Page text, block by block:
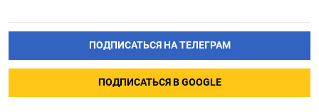
ПОДПИСАТЬСЯ НА ТЕЛЕГРАМ
ПОДПИСАТЬСЯ В GOOGLE